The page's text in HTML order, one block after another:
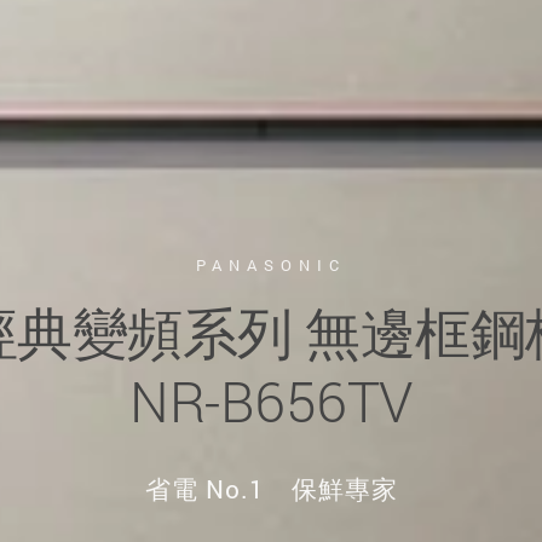
PANASONIC
典變頻系列 無邊框鋼
NR-B656TV
省電 No.1 保鮮專家